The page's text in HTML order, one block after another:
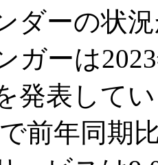
ダーの状
ガーは
発表して
前年同期